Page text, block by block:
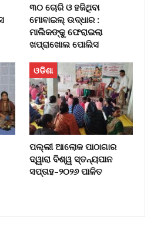
୩୦ ଚୋରି ଓ ହଜିଥିବା
ମୋବାଇଲ୍‌ ଉଦ୍ଧାର :
ମାଲିକଙ୍କୁ ଫେରାଇଲା
ଖପ୍ରାଖୋଲ ପୋଲିସ
ଓଡିଶା
ପଲ୍ଲୀ ଆଲୋକ ପାଠାଗାର
ଦ୍ୱାରା ବିଶ୍ୱ ସ୍ତନ୍ୟପାନ
ସପ୍ତାହ–୨୦୨୬ ପାଳିତ